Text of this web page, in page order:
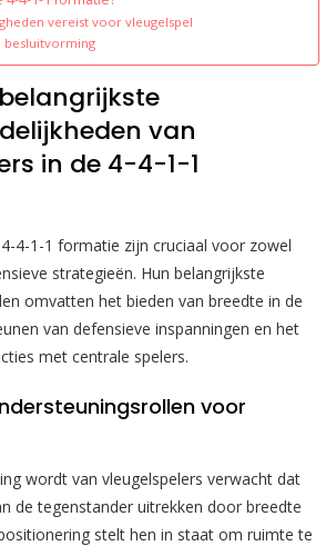
vereist voor vleugelspel
besluitvorming
van
in de 4-4-1-1
4-1-1 formatie zijn cruciaal voor zowel
strategieën. Hun belangrijkste
omvatten het bieden van breedte in de
van defensieve inspanningen en het
met centrale spelers.
voor
wordt van vleugelspelers verwacht dat
de tegenstander uitrekken door breedte
stelt hen in staat om ruimte te